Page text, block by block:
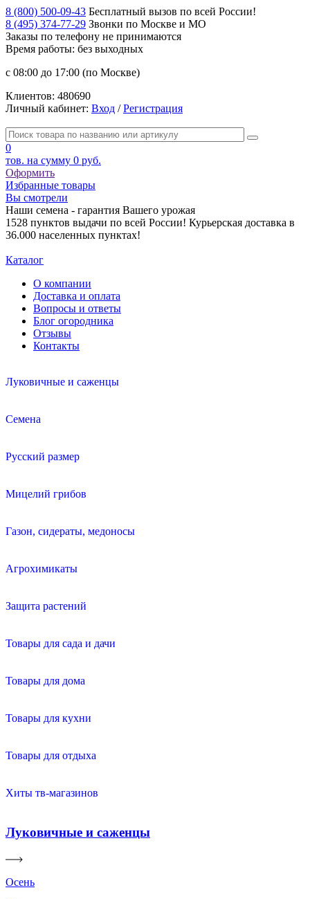
8 (800) 500-09-43 Бесплатный вызов по всей России!
8 (495) 374-77-29 Звонки по Москве и МО
Заказы по телефону не принимаются
Время работы: без выходных
с 08:00 до 17:00 (по Москве)
Клиентов: 480690
Личный кабинет: Вход /Регистрация
0
тов. на сумму 0 руб.
Оформить
Избранные товары
Вы смотрели
Наши семена - гарантия Вашего урожая
1528 пунктов выдачи по всей России! Курьерская доставка в
36.000 населенных пунктах!
Каталог
О компании
Доставка и оплата
Вопросы и ответы
Блог огородника
Отзывы
Контакты
Луковичные и саженцы
Семена
Русский размер
Мицелий грибов
Газон, сидераты, медоносы
Агрохимикаты
Защита растений
Товары для сада и дачи
Товары для дома
Товары для кухни
Товары для отдыха
Хиты тв-магазинов
Луковичные и саженцы
Осень